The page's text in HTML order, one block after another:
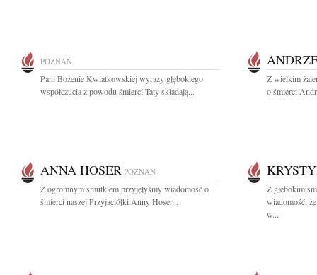
POZNAŃ
Pani Bożenie Kwiatkowskiej wyrazy głębokiego
współczucia z powodu śmierci Taty składają...
Z wielkim
o śmierci
ANNA HOSER POZNAŃ
Z ogromnym smutkiem przyjęłyśmy wiadomość o
śmierci naszej Przyjaciółki Anny Hoser...
Z głębokim
wiadomość,
w...